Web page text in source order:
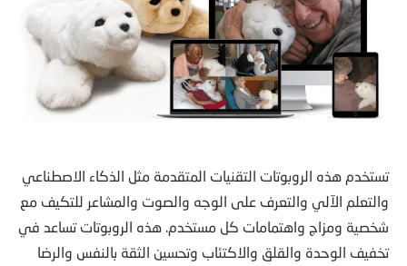
تستخدم هذه الروبوتات التقنيات المتقدمة مثل الذكاء الاصطناعي
والتعلم الآلي والتعرف على الوجه والصوت والمشاعر للتكيف مع
شخصية ومزاج واهتمامات كل مستخدم. هذه الروبوتات تساعد في
تخفيف الوحدة والقلق والاكتئاب وتحسين الثقة بالنفس والرضا